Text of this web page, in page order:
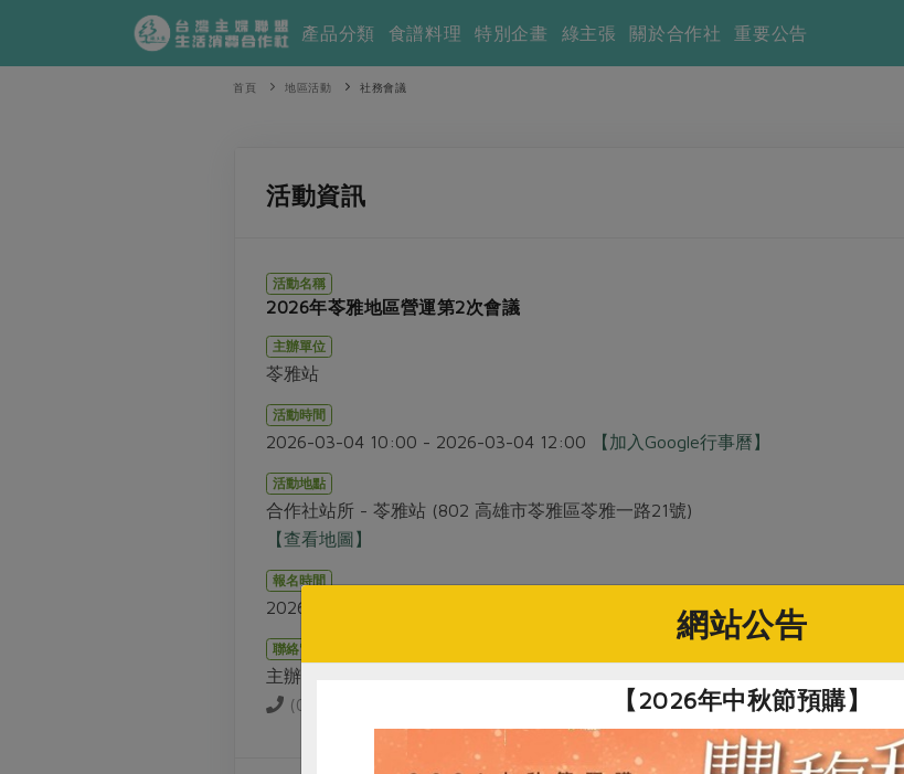
產品分類 食譜料理 特別企畫 綠主張 關於合作社 重要公告
首頁 地區活動 社務會議
活動資訊
活動名稱
2026年苓雅地區營運第2次會議
主辦單位
苓雅站
活動時間
2026-03-04 10:00 - 2026-03-04 12:00 【加入Google行事曆】
活動地點
合作社站所 - 苓雅站 (802 高雄市苓雅區苓雅一路21號)
【查看地圖】
報名時間
2026-01-13 09:00 ~ 2026-03-01 23:59
聯絡窗口
主辦單位
(07)537-3363
網站公告
【2026年中秋節預購】